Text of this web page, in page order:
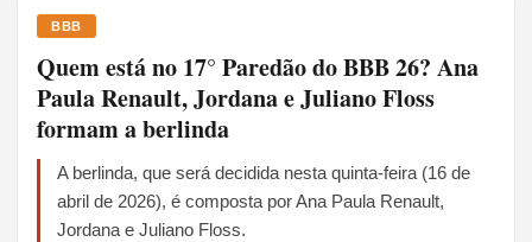
BBB
Quem está no 17° Paredão do BBB 26? Ana
Paula Renault, Jordana e Juliano Floss
formam a berlinda
A berlinda, que será decidida nesta quinta-feira (16 de
abril de 2026), é composta por Ana Paula Renault,
Jordana e Juliano Floss.